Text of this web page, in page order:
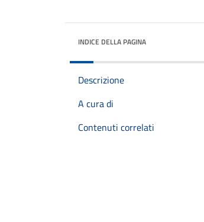
INDICE DELLA PAGINA
Descrizione
A cura di
Contenuti correlati